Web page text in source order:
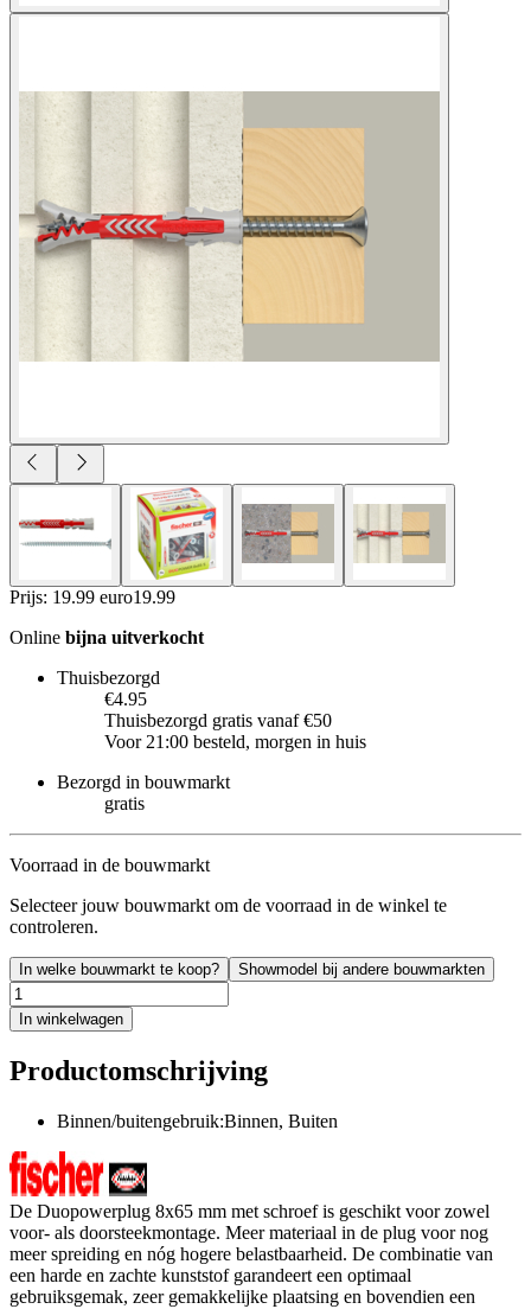
Prijs: 19.99 euro19.99
Online bijna uitverkocht
Thuisbezorgd
€4.95
Thuisbezorgd gratis vanaf €50
Voor 21:00 besteld, morgen in huis
Bezorgd in bouwmarkt
gratis
Voorraad in de bouwmarkt
Selecteer jouw bouwmarkt om de voorraad in de winkel te
controleren.
In welke bouwmarkt te koop? Showmodel bij andere bouwmarkten
In winkelwagen
Productomschrijving
Binnen/buitengebruik:Binnen, Buiten
De Duopowerplug 8x65 mm met schroef is geschikt voor zowel
voor- als doorsteekmontage. Meer materiaal in de plug voor nog
meer spreiding en nóg hogere belastbaarheid. De combinatie van
een harde en zachte kunststof garandeert een optimaal
gebruiksgemak, zeer gemakkelijke plaatsing en bovendien een